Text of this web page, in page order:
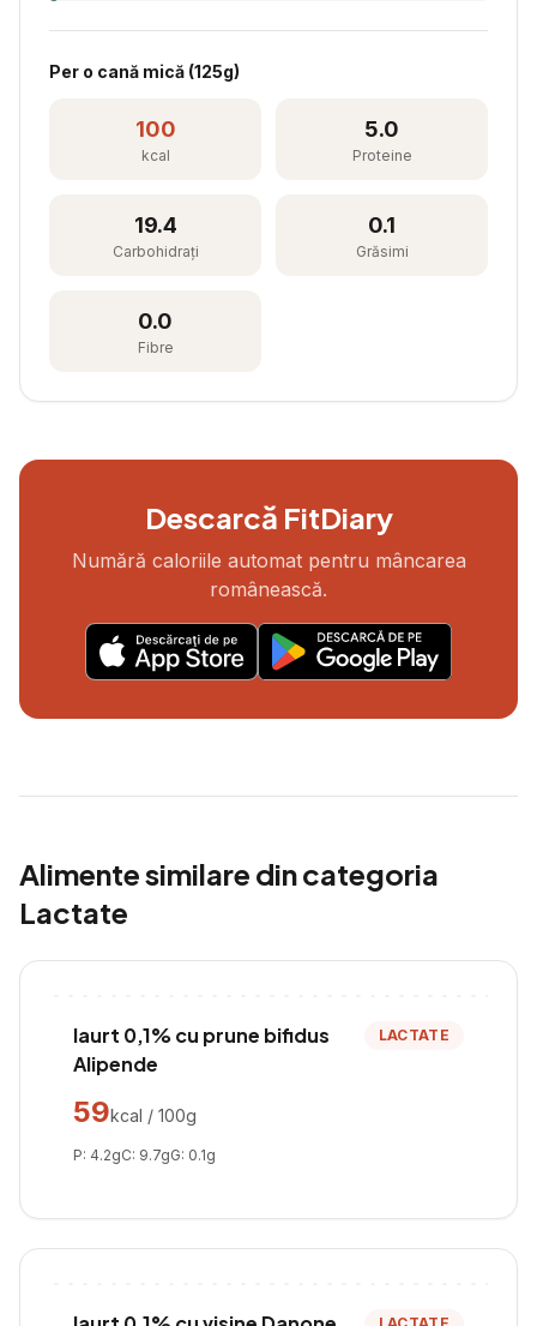
Per o cană mică (125g)
100
kcal
5.0
Proteine
19.4
Carbohidrați
0.1
Grăsimi
0.0
Fibre
Descarcă FitDiary
Numără caloriile automat pentru mâncarea
românească.
Alimente similare din categoria
Lactate
Iaurt 0,1% cu prune bifidus
Alipende
LACTATE
59kcal / 100g
P: 4.2gC: 9.7gG: 0.1g